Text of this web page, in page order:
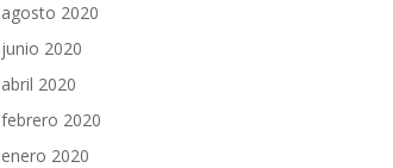
agosto 2020
junio 2020
abril 2020
febrero 2020
enero 2020